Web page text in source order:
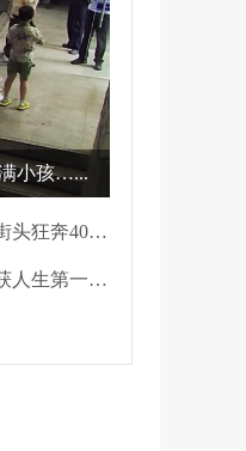
小孩…...
鞋跑掉了也要抓住你！民警街头狂奔400米擒贼
她翻遍30年前尘封档案，收获人生第一面锦旗